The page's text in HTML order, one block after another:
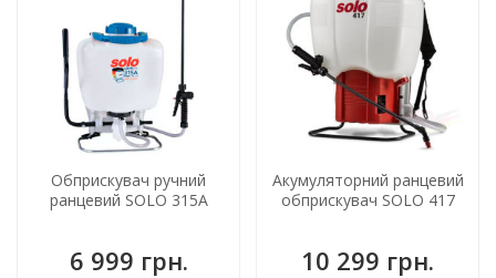
Обприскувач ручний
ранцевий SOLO 315A
6 999 грн.
Акумуляторний ранцевий
обприскувач SOLO 417
10 299 грн.